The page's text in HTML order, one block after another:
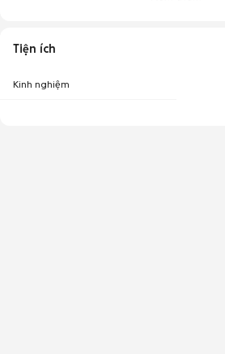
Tiện ích
Kinh nghiệm